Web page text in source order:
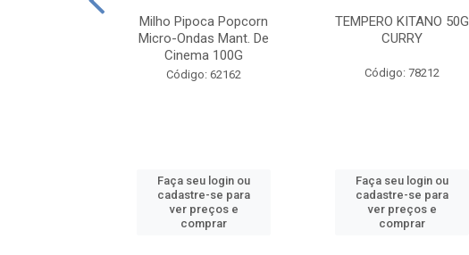
Milho Pipoca Popcorn
Micro-Ondas Mant. De
Cinema 100G
Código: 62162
Faça seu login ou
cadastre-se para
ver preços e
comprar
TEMPERO KITANO 50G
CURRY
Código: 78212
Faça seu login ou
cadastre-se para
ver preços e
comprar